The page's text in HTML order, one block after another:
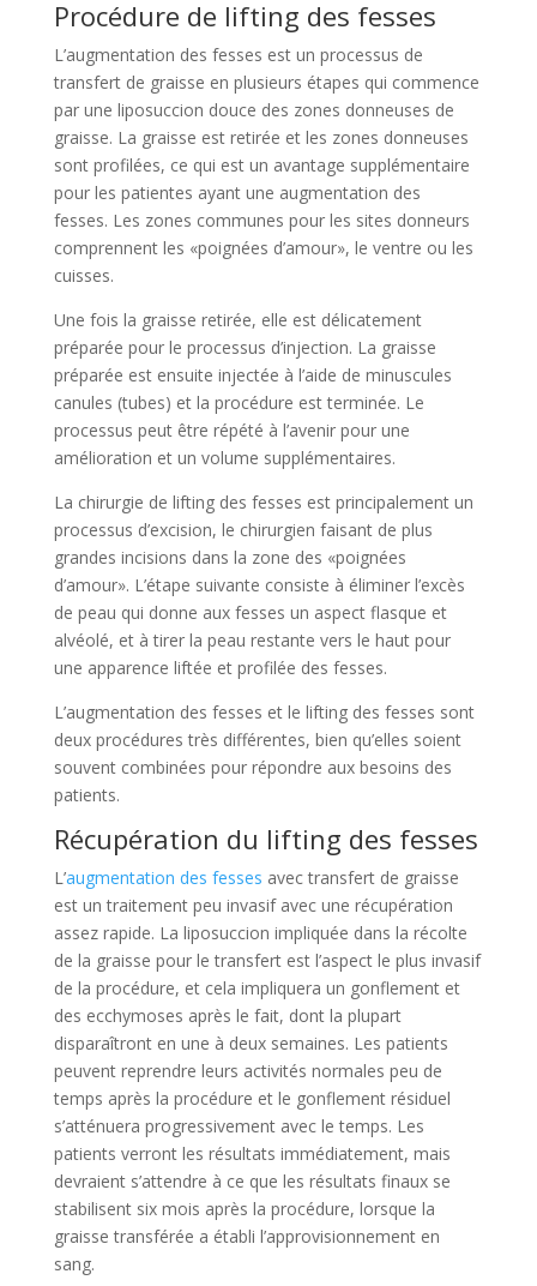
Procédure de lifting des fesses
L’augmentation des fesses est un processus de
transfert de graisse en plusieurs étapes qui commence
par une liposuccion douce des zones donneuses de
graisse. La graisse est retirée et les zones donneuses
sont profilées, ce qui est un avantage supplémentaire
pour les patientes ayant une augmentation des
fesses. Les zones communes pour les sites donneurs
comprennent les «poignées d’amour», le ventre ou les
cuisses.
Une fois la graisse retirée, elle est délicatement
préparée pour le processus d’injection. La graisse
préparée est ensuite injectée à l’aide de minuscules
canules (tubes) et la procédure est terminée. Le
processus peut être répété à l’avenir pour une
amélioration et un volume supplémentaires.
La chirurgie de lifting des fesses est principalement un
processus d’excision, le chirurgien faisant de plus
grandes incisions dans la zone des «poignées
d’amour». L’étape suivante consiste à éliminer l’excès
de peau qui donne aux fesses un aspect flasque et
alvéolé, et à tirer la peau restante vers le haut pour
une apparence liftée et profilée des fesses.
L’augmentation des fesses et le lifting des fesses sont
deux procédures très différentes, bien qu’elles soient
souvent combinées pour répondre aux besoins des
patients.
Récupération du lifting des fesses
L’augmentation des fesses avec transfert de graisse
est un traitement peu invasif avec une récupération
assez rapide. La liposuccion impliquée dans la récolte
de la graisse pour le transfert est l’aspect le plus invasif
de la procédure, et cela impliquera un gonflement et
des ecchymoses après le fait, dont la plupart
disparaîtront en une à deux semaines. Les patients
peuvent reprendre leurs activités normales peu de
temps après la procédure et le gonflement résiduel
s’atténuera progressivement avec le temps. Les
patients verront les résultats immédiatement, mais
devraient s’attendre à ce que les résultats finaux se
stabilisent six mois après la procédure, lorsque la
graisse transférée a établi l’approvisionnement en
sang.